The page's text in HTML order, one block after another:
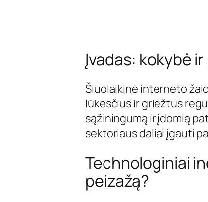
Įvadas: kokybė
Šiuolaikinė interneto
lūkesčius ir griežtus
sąžiningumą ir įdomią
sektoriaus daliai įgauti
Technologiniai
peizažą?